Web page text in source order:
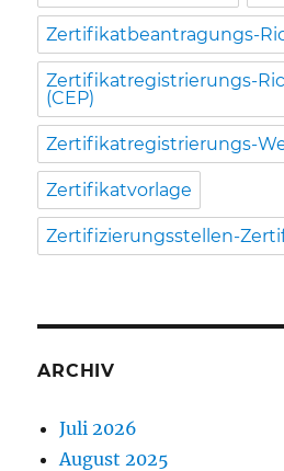
Zertifikatbeantragungs-
Zertifikatregistrierungs-
(CEP)
Zertifikatregistrierungs-
Zertifikatvorlage
Zertifizierungsstellen-
ARCHIV
Juli 2026
August 2025